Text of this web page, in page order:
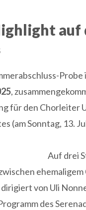
auf
,
für den Chorleiter
(am Sonntag, 13.
Auf drei
von Uli
des